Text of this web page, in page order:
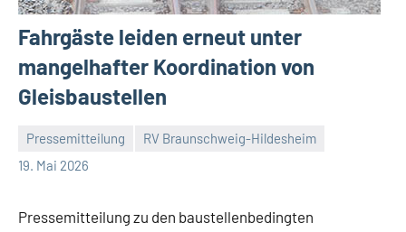
Fahrgäste leiden erneut unter
mangelhafter Koordination von
Gleisbaustellen
Pressemitteilung
RV Braunschweig-Hildesheim
19. Mai 2026
RV
Hildesheim
Ein
Pressemitteilung zu den baustellenbedingten